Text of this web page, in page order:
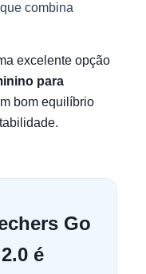
que combina
excelente opção
para
bom equilíbrio
Go
é